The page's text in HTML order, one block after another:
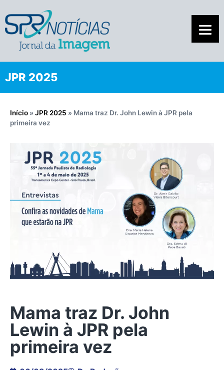
JPR 2025
Início » JPR 2025 » Mama traz Dr. John Lewin à JPR pela
primeira vez
Mama traz Dr. John
Lewin à JPR pela
primeira vez